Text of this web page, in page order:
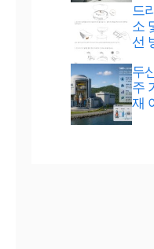
드
소
선
두
주
재